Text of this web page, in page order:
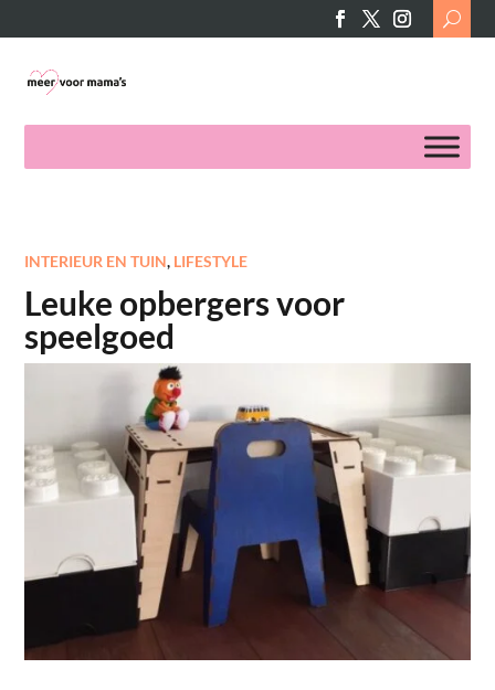
Search
for:
INTERIEUR EN TUIN, LIFESTYLE
Leuke opbergers voor
speelgoed